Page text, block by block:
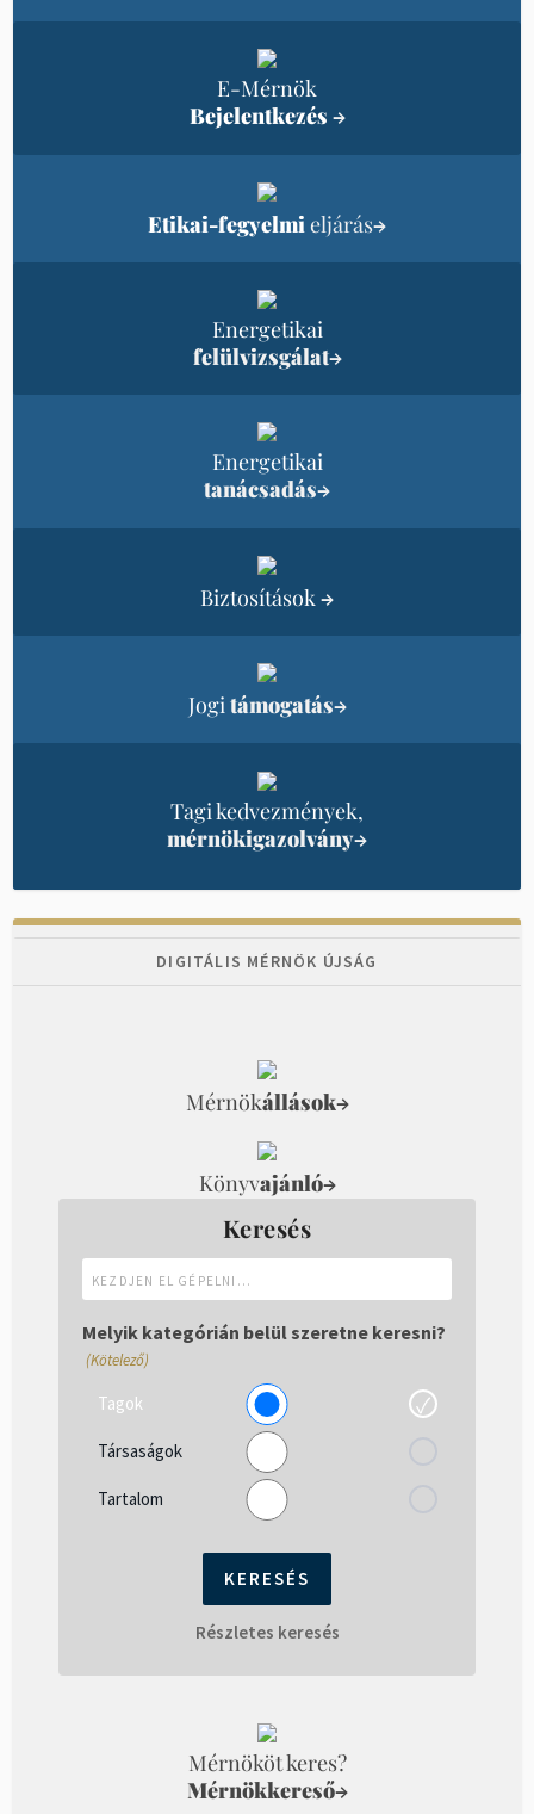
E-Mérnök
Bejelentkezés →
Etikai-fegyelmi eljárás→
Energetikai
felülvizsgálat→
Energetikai
tanácsadás→
Biztosítások→
Jogitámogatás→
Tagi kedvezmények,
mérnökigazolvány→
DIGITÁLIS MÉRNÖK ÚJSÁG
Mérnökállások→
Könyvajánló→
Keresés
el
gépelni...
Melyik kategórián belül szeretne keresni?
(Kötelező)
Tagok
Társaságok
Tartalom
Részletes keresés
Mérnököt keres?
Mérnökkereső→